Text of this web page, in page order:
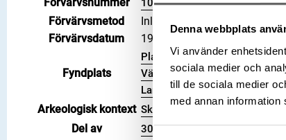
Denna webbplats
Vi använder
sociala medier och
till de sociala medier
med annan
102449
Förvärvsmetod
Inlösen
Förvärvsdatum
1995-06-14
Fyndplats
Plats: Lilla Klintegårde,
Väskinde socken, Kommun:
Land: Sverige
Arkeologisk kontext Skattfynd
Del av 3006795